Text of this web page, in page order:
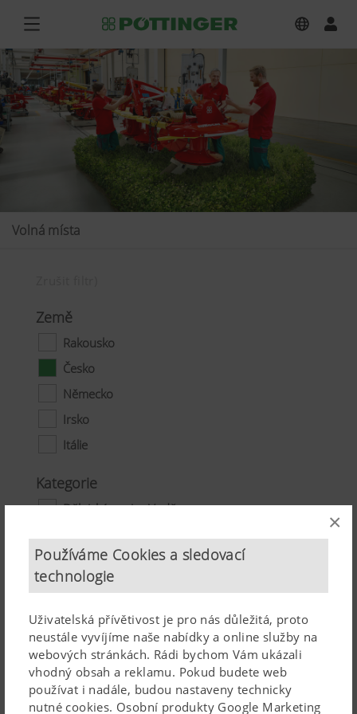
×
Používáme Cookies a sledovací
technologie
Uživatelská přívětivost je pro nás důležitá, proto
neustále vyvíjíme naše nabídky a online služby na
webových stránkách. Rádi bychom Vám ukázali
vhodný obsah a reklamu. Pokud budete web
používat i nadále, budou nastaveny technicky
nutné cookies. Osobní produkty Google Marketing
Volná místa
Země
Rakousko
Česko
Německo
Irsko
Itálie
Kategorie
Dělnické pozice Vodňany
Úvazek
Plný úvazek
praxe